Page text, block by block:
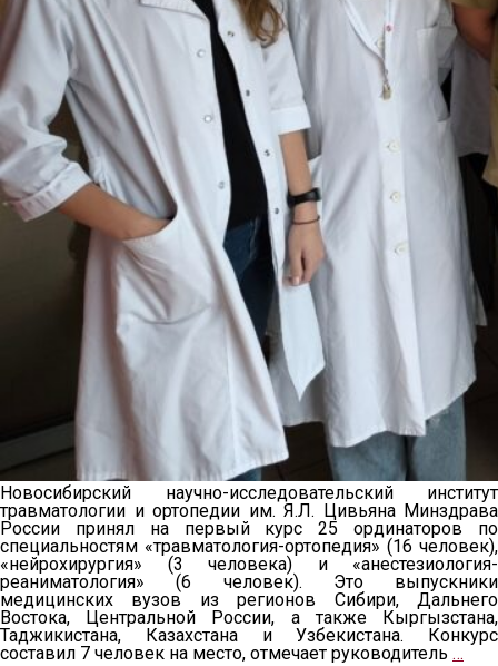
Новосибирский научно-исследовательский институт
травматологии и ортопедии им. Я.Л. Цивьяна Минздрава
России принял на первый курс 25 ординаторов по
специальностям «травматология-ортопедия» (16 человек),
«нейрохирургия» (3 человека) и «анестезиология-
реаниматология» (6 человек). Это выпускники
медицинских вузов из регионов Сибири, Дальнего
Востока, Центральной России, а также Кыргызстана,
Таджикистана, Казахстана и Узбекистана. Конкурс
составил 7 человек на место, отмечает руководитель …